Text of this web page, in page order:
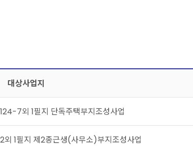
대상사업지
7외 1필지 단독주택부지조성사업
1필지 제2종근생(사무소)부지조성사업